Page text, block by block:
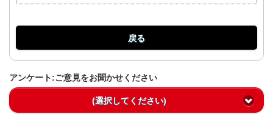
戻る
アンケート:ご意見をお聞かせください
(選択してください)